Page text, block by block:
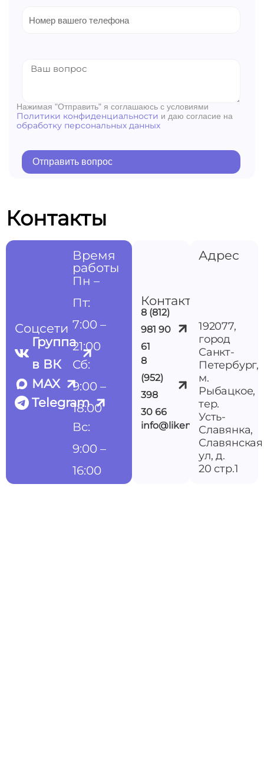
Нажимая "Отправить" я соглашаюсь с условиями
Политики конфиденциальности и даю согласие на
обработку персональных данных
Отправить вопрос
Контакты
Контакты
8 (812)
981 90
61
8
(952)
398
30 66
info@likemedspb.ru
Адрес
192077,
город
Санкт-
Петербург,
м.
Рыбацкое,
тер.
Усть-
Славянка,
Славянская
ул, д.
20 стр.1
Соцсети
Группа
в ВК
MAX
Telegram
Время
работы
Пн –
Пт:
7:00 –
21:00
Сб:
9:00 –
18:00
Вс:
9:00 –
16:00